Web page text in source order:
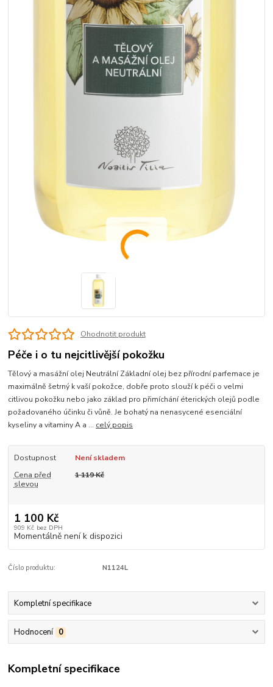
Ohodnotit produkt
Péče i o tu nejcitlivější pokožku
Tělový a masážní olej Neutrální Základní olej bez přírodní parfemace je
maximálně šetrný k vaší pokožce, dobře proto slouží k péči o velmi
citlivou pokožku nebo jako základ pro přimíchání éterických olejů podle
požadovaného účinku či vůně. Je bohatý na nenasycené esenciální
kyseliny a vitaminy A a ... celý popis
Dostupnost
Není skladem
Cena před
slevou
1 119 Kč
1 100 Kč
909 Kč bez DPH
Momentálně není k dispozici
Číslo produktu: N1124L
Kompletní specifikace
Hodnocení 0
Kompletní specifikace